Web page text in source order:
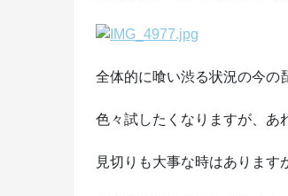
全体的に喰い渋る状況の今の
色々試したくなりますが、あ
見切りも大事な時はあります